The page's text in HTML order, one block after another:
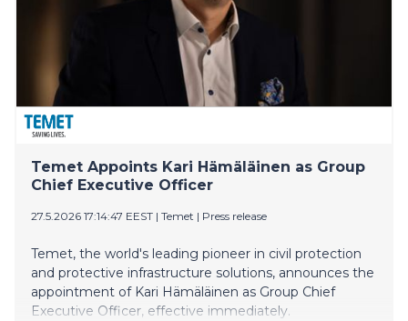
Temet Appoints Kari Hämäläinen as Group
Chief Executive Officer
27.5.2026 17:14:47 EEST | Temet | Press release
Temet, the world's leading pioneer in civil protection
and protective infrastructure solutions, announces the
appointment of Kari Hämäläinen as Group Chief
Executive Officer, effective immediately.